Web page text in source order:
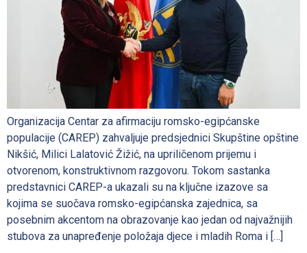
Organizacija Centar za afirmaciju romsko-egipćanske
populacije (CAREP) zahvaljuje predsjednici Skupštine opštine
Nikšić, Milici Lalatović Žižić, na upriličenom prijemu i
otvorenom, konstruktivnom razgovoru. Tokom sastanka
predstavnici CAREP-a ukazali su na ključne izazove sa
kojima se suočava romsko-egipćanska zajednica, sa
posebnim akcentom na obrazovanje kao jedan od najvažnijih
stubova za unapređenje položaja djece i mladih Roma i […]